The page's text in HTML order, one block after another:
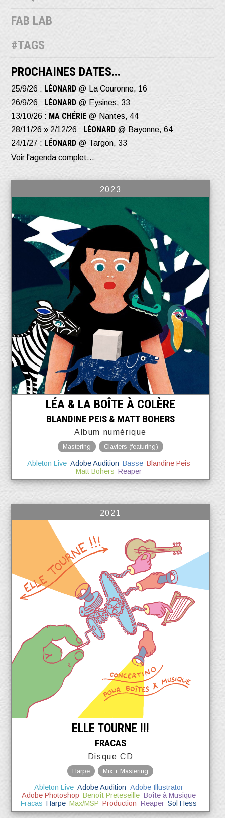
FAB LAB
#TAGS
PROCHAINES DATES...
25/9/26 : LÉONARD @ La Couronne, 16
26/9/26 : LÉONARD @ Eysines, 33
13/10/26 : MA CHÉRIE @ Nantes, 44
28/11/26 » 2/12/26 : LÉONARD @ Bayonne, 64
24/1/27 : LÉONARD @ Targon, 33
Voir l'agenda complet...
2023
LÉA & LA BOÎTE À COLÈRE
BLANDINE PEIS & MATT BOHERS
Album numérique
Mastering Claviers (featuring)
Ableton Live Adobe Audition Basse Blandine Peis
Matt Bohers Reaper
2021
ELLE TOURNE !!!
FRACAS
Disque CD
Harpe Mix + Mastering
Ableton Live Adobe Audition Adobe Illustrator
Adobe Photoshop Benoît Preteseille Boîte à Musique
Fracas Harpe Max/MSP Production Reaper Sol Hess